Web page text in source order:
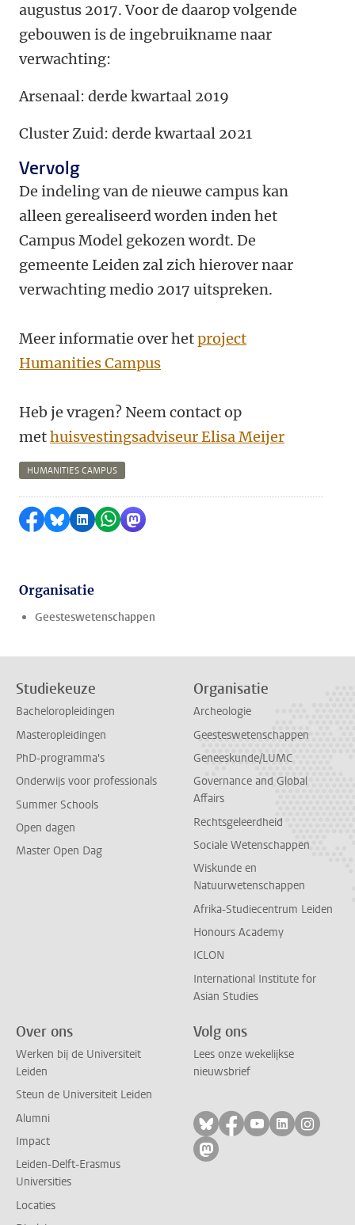
augustus 2017. Voor de daarop volgende
gebouwen is de ingebruikname naar
verwachting:
Arsenaal: derde kwartaal 2019
Cluster Zuid: derde kwartaal 2021
Vervolg
De indeling van de nieuwe campus kan
alleen gerealiseerd worden inden het
Campus Model gekozen wordt. De
gemeente Leiden zal zich hierover naar
verwachting medio 2017 uitspreken.
Meer informatie over hetproject
Humanities Campus
Heb je vragen? Neem contact op
methuisvestingsadviseur Elisa Meijer
HUMANITIES CAMPUS
Delen op Facebook
Delen via Bluesky
Delen op LinkedIn
Delen via WhatsApp
Delen via Mastodon
Organisatie
Geesteswetenschappen
Studiekeuze
Bacheloropleidingen
Masteropleidingen
PhD-programma's
Onderwijs voor professionals
Summer Schools
Open dagen
Master Open Dag
Organisatie
Archeologie
Geesteswetenschappen
Geneeskunde/LUMC
Governance and Global
Affairs
Rechtsgeleerdheid
Sociale Wetenschappen
Wiskunde en
Natuurwetenschappen
Afrika-Studiecentrum Leiden
Honours Academy
ICLON
International Institute for
Asian Studies
Over ons
Werken bij de Universiteit
Leiden
Steun de Universiteit Leiden
Alumni
Impact
Leiden-Delft-Erasmus
Universities
Locaties
Volg ons
Lees onze wekelijkse
nieuwsbrief
Volg ons op bluesky
Volg ons op
Volg ons op
Volg ons
Volg
Volg ons op mastodon